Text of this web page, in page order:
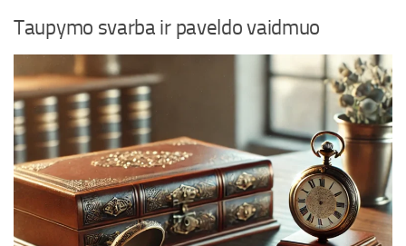
Taupymo svarba ir paveldo vaidmuo